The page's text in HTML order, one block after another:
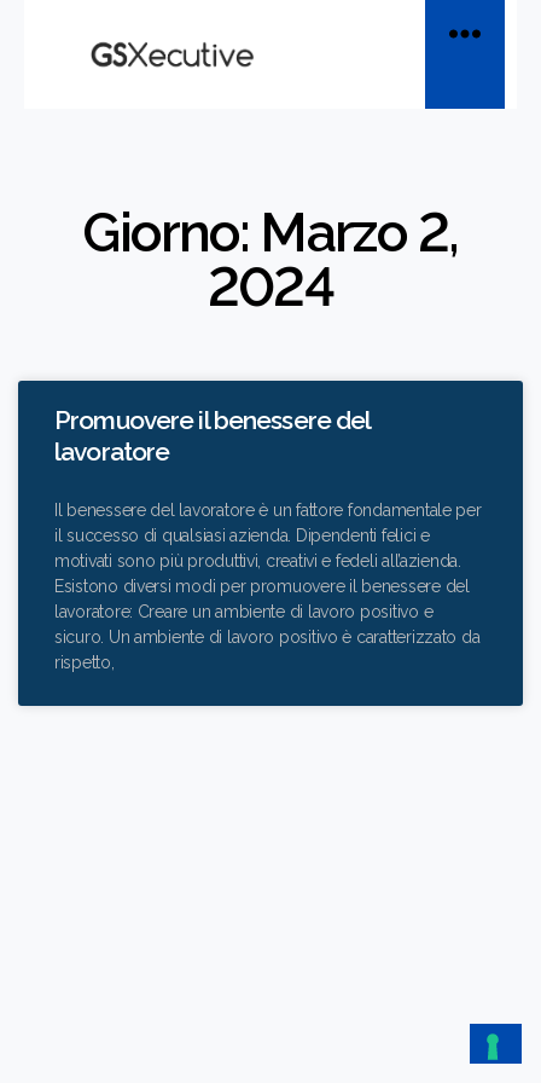
Giorno: Marzo 2,
2024
Promuovere il benessere del
lavoratore
Il benessere del lavoratore è un fattore fondamentale per
il successo di qualsiasi azienda. Dipendenti felici e
motivati sono più produttivi, creativi e fedeli all’azienda.
Esistono diversi modi per promuovere il benessere del
lavoratore: Creare un ambiente di lavoro positivo e
sicuro. Un ambiente di lavoro positivo è caratterizzato da
rispetto,